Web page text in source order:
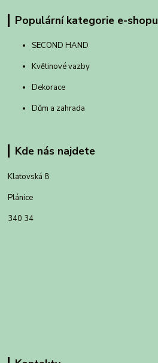
Populární kategorie e-shopu
SECOND HAND
Květinové vazby
Dekorace
Dům a zahrada
Kde nás najdete
Klatovská 8
Plánice
340 34